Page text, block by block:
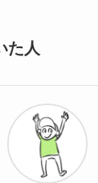
た人